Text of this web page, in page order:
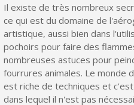
Il existe de très nombreux
ce qui est du domaine de
artistique, aussi bien dans
pochoirs pour faire des
nombreuses astuces pour
fourrures animales. Le monde
est riche de techniques et
dans lequel il n'est pas